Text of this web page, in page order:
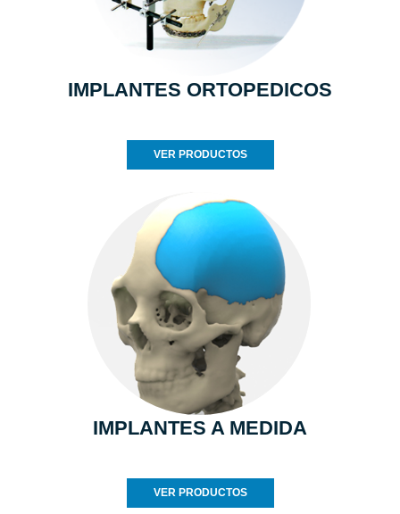
IMPLANTES ORTOPEDICOS
VER PRODUCTOS
IMPLANTES A MEDIDA
VER PRODUCTOS